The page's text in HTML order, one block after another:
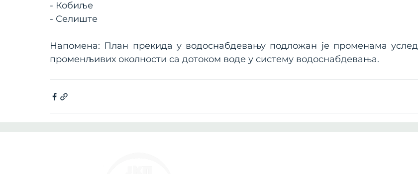
- Кобиље
- Селиште
Напомена: План прекида у водоснабдевању подложан је променама услед
променљивих околности са дотоком воде у систему водоснабдевања.